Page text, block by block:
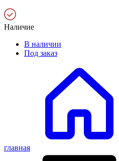
Наличие
В наличии
Под заказ
главная